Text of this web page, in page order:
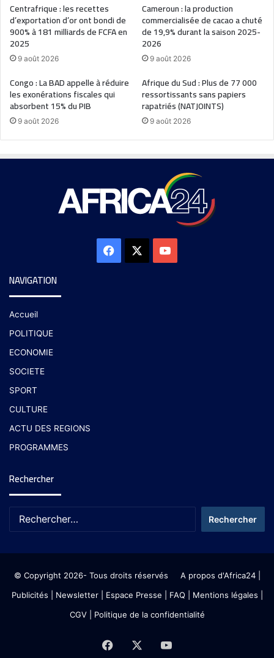
Centrafrique : les recettes
d’exportation d’or ont bondi de
900% à 181 milliards de FCFA en
2025
9 août 2026
Cameroun : la production
commercialisée de cacao a chuté
de 19,9% durant la saison 2025-
2026
9 août 2026
Congo : La BAD appelle à réduire
les exonérations fiscales qui
absorbent 15% du PIB
9 août 2026
Afrique du Sud : Plus de 77 000
ressortissants sans papiers
rapatriés (NATJOINTS)
9 août 2026
NAVIGATION
Accueil
POLITIQUE
ECONOMIE
SOCIETE
SPORT
CULTURE
ACTU DES REGIONS
PROGRAMMES
Rechercher
© Copyright 2026- Tous droits réservés A propos d'Africa24|
Publicités
Newsletter| Espace Presse | FAQ | Mentions légales
CGV| Politique de la confidentialité